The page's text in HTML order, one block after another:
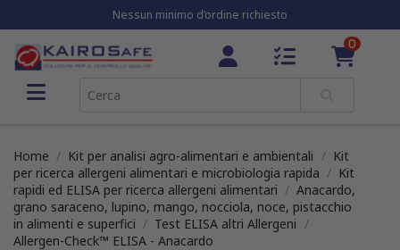
Nessun minimo d’ordine richiesto
0
Home Kit per analisi agro-alimentari e ambientali
Kit
per ricerca allergeni alimentari e microbiologia rapida
Kit
rapidi ed ELISA per ricerca allergeni alimentari
Anacardo,
grano saraceno, lupino, mango, nocciola, noce, pistacchio
in alimenti e superfici
Test ELISA altri Allergeni
Allergen-Check™ ELISA - Anacardo